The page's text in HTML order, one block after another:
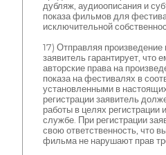
дубляж, аудиоописания и
показа фильмов для
исключительной
17) Отправляя
заявитель гарантирует, что
авторские права на
показа на фестивалях в
установленными в
регистрации заявитель
работы в целях регистрации
службе. При регистрации
свою ответственность, что
фильма не нарушают прав